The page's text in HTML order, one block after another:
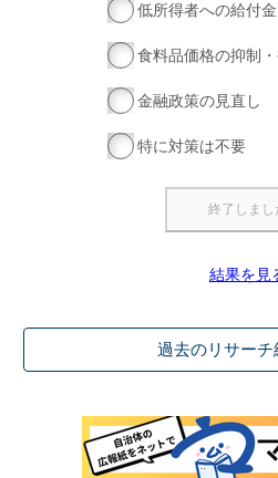
低所得者への給付金
食料品価格の抑制
金融政策の見直し
特に対策は不要
結果を見
過去のリサーチ